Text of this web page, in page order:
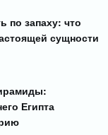
по запаху: что
сущности
Египта